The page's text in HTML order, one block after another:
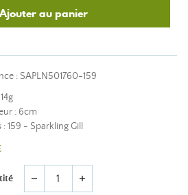
au panier
: SAPLN501760-159
: 6cm
159 - Sparkling Gill
remove add